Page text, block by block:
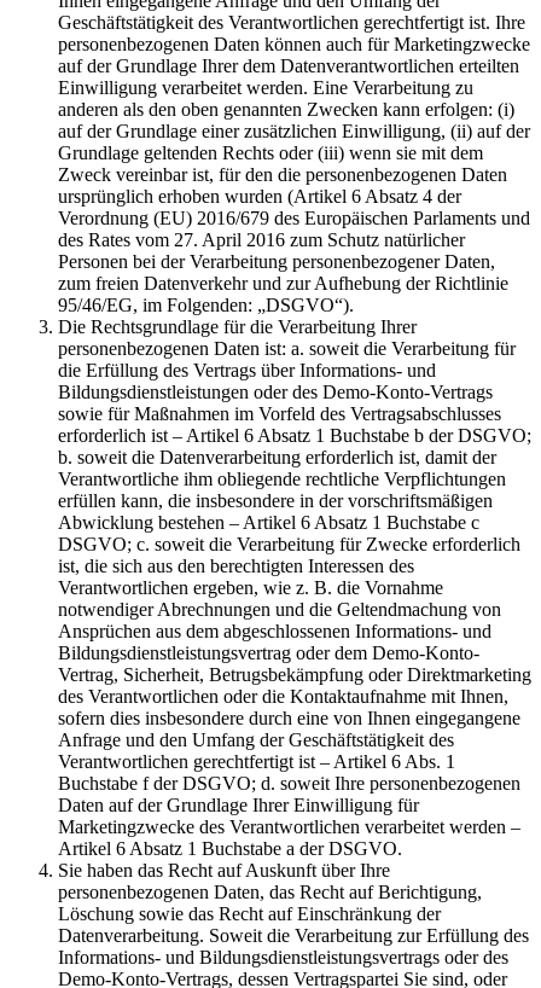
Geschäftstätigkeit des Verantwortlichen gerechtfertigt ist. Ihre
personenbezogenen Daten können auch für Marketingzwecke
auf der Grundlage Ihrer dem Datenverantwortlichen erteilten
Einwilligung verarbeitet werden. Eine Verarbeitung zu
anderen als den oben genannten Zwecken kann erfolgen: (i)
auf der Grundlage einer zusätzlichen Einwilligung, (ii) auf der
Grundlage geltenden Rechts oder (iii) wenn sie mit dem
Zweck vereinbar ist, für den die personenbezogenen Daten
ursprünglich erhoben wurden (Artikel 6 Absatz 4 der
Verordnung (EU) 2016/679 des Europäischen Parlaments und
des Rates vom 27. April 2016 zum Schutz natürlicher
Personen bei der Verarbeitung personenbezogener Daten,
zum freien Datenverkehr und zur Aufhebung der Richtlinie
95/46/EG, im Folgenden: „DSGVO“).
Die Rechtsgrundlage für die Verarbeitung Ihrer
personenbezogenen Daten ist: a. soweit die Verarbeitung für
die Erfüllung des Vertrags über Informations- und
Bildungsdienstleistungen oder des Demo-Konto-Vertrags
sowie für Maßnahmen im Vorfeld des Vertragsabschlusses
erforderlich ist – Artikel 6 Absatz 1 Buchstabe b der DSGVO;
b. soweit die Datenverarbeitung erforderlich ist, damit der
Verantwortliche ihm obliegende rechtliche Verpflichtungen
erfüllen kann, die insbesondere in der vorschriftsmäßigen
Abwicklung bestehen – Artikel 6 Absatz 1 Buchstabe c
DSGVO; c. soweit die Verarbeitung für Zwecke erforderlich
ist, die sich aus den berechtigten Interessen des
Verantwortlichen ergeben, wie z. B. die Vornahme
notwendiger Abrechnungen und die Geltendmachung von
Ansprüchen aus dem abgeschlossenen Informations- und
Bildungsdienstleistungsvertrag oder dem Demo-Konto-
Vertrag, Sicherheit, Betrugsbekämpfung oder Direktmarketing
des Verantwortlichen oder die Kontaktaufnahme mit Ihnen,
sofern dies insbesondere durch eine von Ihnen eingegangene
Anfrage und den Umfang der Geschäftstätigkeit des
Verantwortlichen gerechtfertigt ist – Artikel 6 Abs. 1
Buchstabe f der DSGVO; d. soweit Ihre personenbezogenen
Daten auf der Grundlage Ihrer Einwilligung für
Marketingzwecke des Verantwortlichen verarbeitet werden –
Artikel 6 Absatz 1 Buchstabe a der DSGVO.
Sie haben das Recht auf Auskunft über Ihre
personenbezogenen Daten, das Recht auf Berichtigung,
Löschung sowie das Recht auf Einschränkung der
Datenverarbeitung. Soweit die Verarbeitung zur Erfüllung des
Informations- und Bildungsdienstleistungsvertrags oder des
Demo-Konto-Vertrags, dessen Vertragspartei Sie sind, oder